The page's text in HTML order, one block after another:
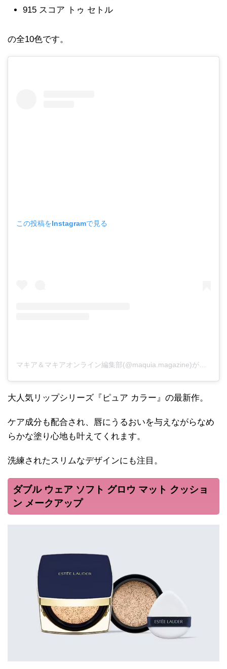
915 スコア トゥ セトル
の全10色です。
この投稿をInstagramで見る
大人気リップシリーズ『ピュア カラー』の最新作。
ケア成分も配合され、唇にうるおいを与えながらなめ
らかな塗り心地も叶えてくれます。
洗練されたスリムなデザインにも注目。
ダブル ウェア ソフト グロウ マット クッショ
ン メークアップ